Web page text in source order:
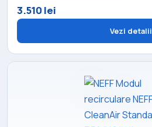
3.510 lei
Vezi detalii